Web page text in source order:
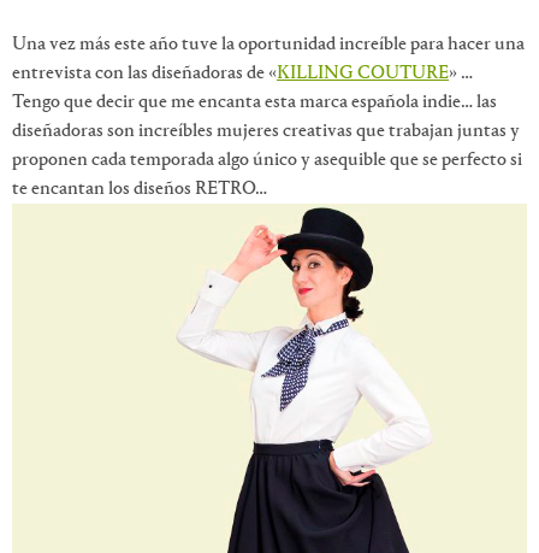
Una vez más este año tuve la oportunidad increíble para hacer una
entrevista con las diseñadoras de «KILLING COUTURE» …
Tengo que decir que me encanta esta marca española indie… las
diseñadoras son increíbles mujeres creativas que trabajan juntas y
proponen cada temporada algo único y asequible que se perfecto si
te encantan los diseños RETRO…